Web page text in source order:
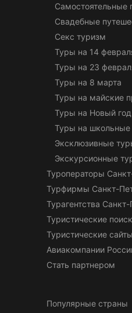
Самостоятельные
Свадебные
Секс туризм
Туры на 14
Туры на 23
Туры на 8 марта
Туры на майские
Туры на Новый
Туры на школьные
Эксклюзивные
Экскурсионные
Туроператоры
Турфирмы Санкт-
Турагентства
Туристические
Туристические сайты
Авиакомпании
Стать партнером
Популярные страны